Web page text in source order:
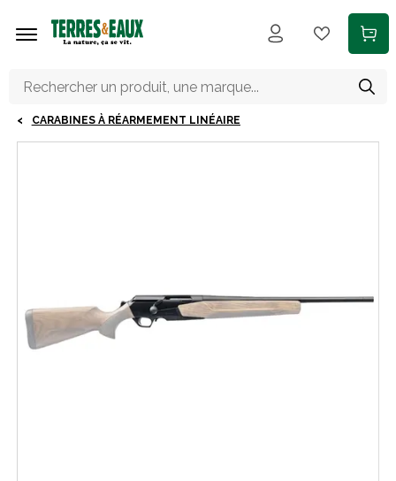
CARABINES À RÉARMEMENT LINÉAIRE